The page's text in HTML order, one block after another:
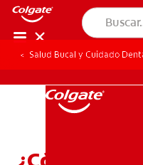
Salud Bucal y Cuidado